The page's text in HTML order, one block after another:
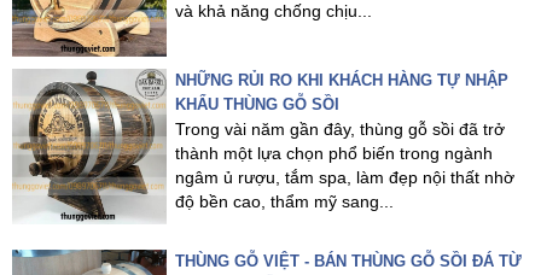
và khả năng chống chịu...
NHỮNG RỦI RO KHI KHÁCH HÀNG TỰ NHẬP
KHẨU THÙNG GỖ SỒI
Trong vài năm gần đây, thùng gỗ sồi đã trở
thành một lựa chọn phổ biến trong ngành
ngâm ủ rượu, tắm spa, làm đẹp nội thất nhờ
độ bền cao, thẩm mỹ sang...
THÙNG GỖ VIỆT - BÁN THÙNG GỖ SỒI ĐÁ TỪ